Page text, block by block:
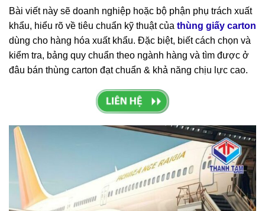
Bài viết này sẽ doanh nghiệp hoặc bộ phận phụ trách xuất
khẩu, hiểu rõ về tiêu chuẩn kỹ thuật của thùng giấy carton
dùng cho hàng hóa xuất khẩu. Đặc biệt, biết cách chọn và
kiểm tra, bảng quy chuẩn theo ngành hàng và tìm được ở
đâu bán thùng carton đạt chuẩn & khả năng chịu lực cao.